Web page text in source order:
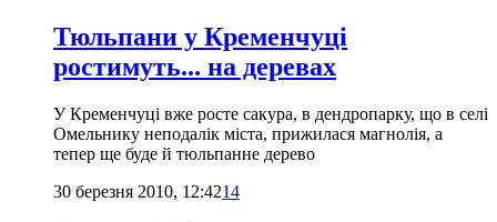
Тюльпани у Кременчуці
ростимуть... на деревах
У Кременчуці вже росте сакура, в дендропарку, що в селі
Омельнику неподалік міста, прижилася магнолія, а
тепер ще буде й тюльпанне дерево
30 березня 2010, 12:4214